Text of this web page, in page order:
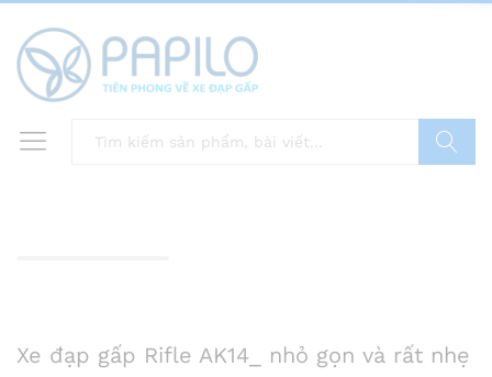
Xe đạp gấp Rifle AK14_ nhỏ gọn và rất nhẹ